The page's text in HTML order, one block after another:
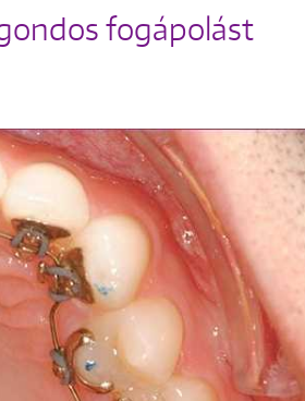
fogápolást